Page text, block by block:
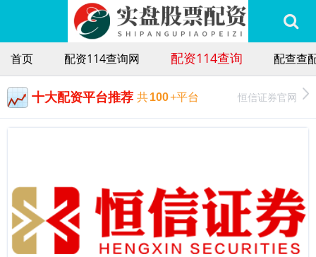
首页 配资114查询网 配资114查询 配查查
十大配资平台推荐 共100+平台 恒信证券官网